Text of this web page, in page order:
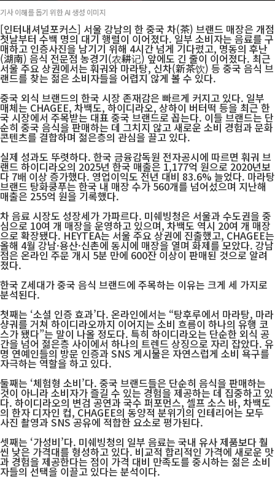
기사 이해를 돕기 위한 AI 생성 이미지
[인터내셔널포커스] 서울 강남의 한 중국 차(茶) 브랜드 매장은 개점
첫날부터 수백 명의 대기 행렬이 이어졌다. 일부 소비자는 음료를 구
매하고 인증사진을 남기기 위해 4시간 넘게 기다렸고, 명동의 후난
(湖南) 음식 전문점 농경기(农耕记) 앞에도 긴 줄이 이어졌다. 최근
서울 주요 상권에서는 훠궈와 마라탕, 신차(新茶饮) 등 중국 음식 브
랜드를 찾는 젊은 소비자들을 어렵지 않게 볼 수 있다.
중국 외식 브랜드의 한국 시장 존재감은 빠르게 커지고 있다. 일부
매체는 CHAGEE, 차백도, 하이디라오, 상하이 버터떡 등을 최근 한
국 시장에서 주목받는 대표 중국 브랜드로 꼽는다. 이들 브랜드는 단
순히 중국 음식을 판매하는 데 그치지 않고 새로운 소비 경험과 문화
콘텐츠를 결합하며 젊은층의 관심을 끌고 있다.
실제 성과도 뚜렷하다. 한국 금융감독원 전자공시에 따르면 훠궈 브
랜드 하이디라오의 2025년 한국 매출은 1,177억 원으로 2020년보
다 7배 이상 증가했다. 영업이익도 전년 대비 83.6% 늘었다. 마라탕
브랜드 탕화쿵푸는 한국 내 매장 수가 560개를 넘어섰으며 지난해
매출은 255억 원을 기록했다.
차 음료 시장도 성장세가 가파르다. 미쉐빙청은 서울과 수도권을 중
심으로 10여 개 매장을 운영하고 있으며, 차백도 역시 20여 개 매장
으로 확장됐다. HEYTEA는 서울 주요 상권에 진출했고, CHAGEE는
올해 4월 강남·용산·신촌에 동시에 매장을 열며 화제를 모았다. 강남
점은 온라인 주문 개시 5분 만에 600잔 이상이 판매된 것으로 알려
졌다.
한국 Z세대가 중국 음식 브랜드에 주목하는 이유는 크게 세 가지로
분석된다.
첫째는 ‘소셜 인증 효과’다. 온라인에서는 “탕후루에서 마라탕, 마라
샹궈를 거쳐 하이디라오까지 이어지는 소비 흐름이 하나의 유행 코
스가 됐다”는 말이 나올 정도다. 특히 하이디라오는 단순한 외식 공
간을 넘어 젊은층 사이에서 하나의 트렌드 상징으로 자리 잡았다. 유
명 연예인들의 방문 인증과 SNS 게시물은 자연스럽게 소비 욕구를
자극하는 역할을 하고 있다.
둘째는 ‘체험형 소비’다. 중국 브랜드들은 단순히 음식을 판매하는
것이 아니라 소비자가 즐길 수 있는 경험을 제공하는 데 집중하고 있
다. 하이디라오의 변검 공연과 국수 퍼포먼스, 셀프 소스 바, 차백도
의 한자 디자인 컵, CHAGEE의 동양적 분위기의 인테리어는 모두
사진 촬영과 SNS 공유에 적합한 요소로 평가된다.
셋째는 ‘가성비’다. 미쉐빙청의 일부 음료는 국내 유사 제품보다 훨
씬 낮은 가격대를 형성하고 있다. 비교적 합리적인 가격에 새로운 맛
과 경험을 제공한다는 점이 가격 대비 만족도를 중시하는 젊은 소비
자들의 선택을 이끌고 있다는 분석이다.